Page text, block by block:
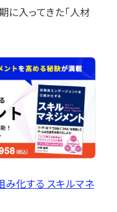
に入ってきた「人材
み化する スキルマネ